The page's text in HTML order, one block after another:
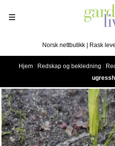
Norsk nettbutikk | Rask
Hjem / Redskap og bekledning /